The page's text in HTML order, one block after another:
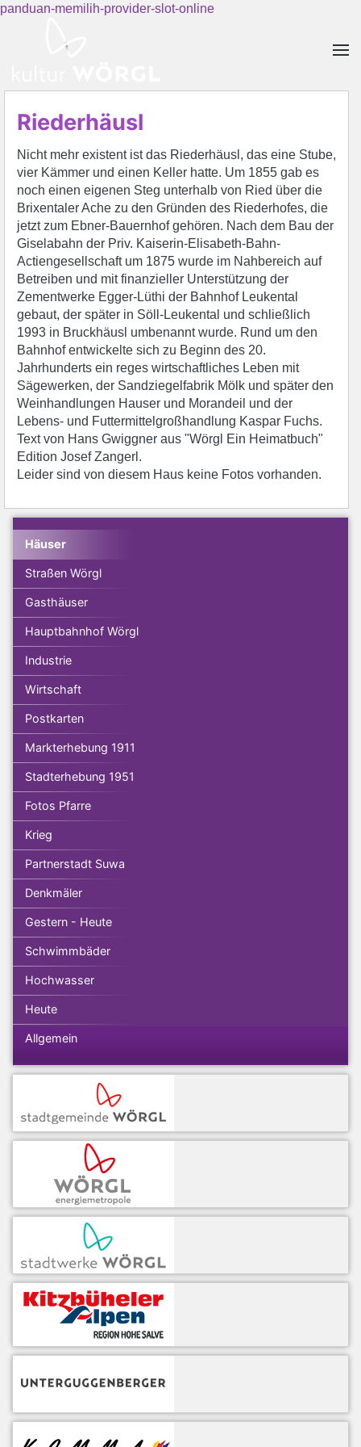
panduan-memilih-provider-slot-online
Riederhäusl
Nicht mehr existent ist das Riederhäusl, das eine Stube,
vier Kämmer und einen Keller hatte. Um 1855 gab es
noch einen eigenen Steg unterhalb von Ried über die
Brixentaler Ache zu den Gründen des Riederhofes, die
jetzt zum Ebner-Bauernhof gehören. Nach dem Bau der
Giselabahn der Priv. Kaiserin-Elisabeth-Bahn-
Actiengesellschaft um 1875 wurde im Nahbereich auf
Betreiben und mit finanzieller Unterstützung der
Zementwerke Egger-Lüthi der Bahnhof Leukental
gebaut, der später in Söll-Leukental und schließlich
1993 in Bruckhäusl umbenannt wurde. Rund um den
Bahnhof entwickelte sich zu Beginn des 20.
Jahrhunderts ein reges wirtschaftliches Leben mit
Sägewerken, der Sandziegelfabrik Mölk und später den
Weinhandlungen Hauser und Morandeil und der
Lebens- und Futtermittelgroßhandlung Kaspar Fuchs.
Text von Hans Gwiggner aus "Wörgl Ein Heimatbuch"
Edition Josef Zangerl.
Leider sind von diesem Haus keine Fotos vorhanden.
Häuser
Straßen Wörgl
Gasthäuser
Hauptbahnhof Wörgl
Industrie
Wirtschaft
Postkarten
Markterhebung 1911
Stadterhebung 1951
Fotos Pfarre
Krieg
Partnerstadt Suwa
Denkmäler
Gestern - Heute
Schwimmbäder
Hochwasser
Heute
Allgemein